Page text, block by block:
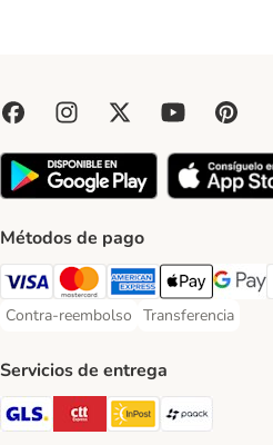
Métodos de pago
Visa Payment Method
Mastercard Payment Method
American Express
Apple PayGoogle
Contra-reembolso
Contra-reembolso Payment Method
Transferencia
Transferencia
Servicios de entrega
GLS Shipping Method
CTTExpress Shipping
InPost Shipping
paack